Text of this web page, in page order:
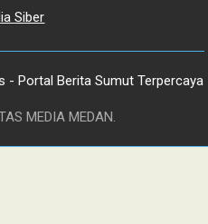
Siber
Portal Berita Sumut Terpercaya
MEDIA MEDAN.